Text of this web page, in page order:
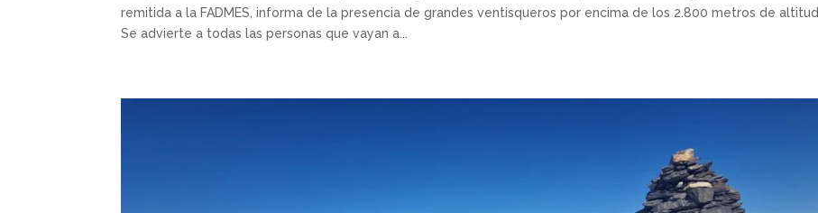
remitida a la FADMES, informa de la presencia de grandes ventisqueros por encima de los 2.800 metros de altitud.
Se advierte a todas las personas que vayan a...